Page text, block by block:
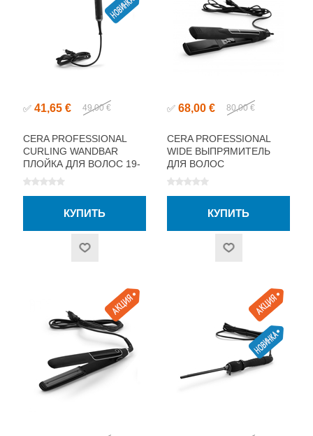
✅ 41,65 € 49,00 €
CERA PROFESSIONAL
CURLING WANDBAR
ПЛОЙКА ДЛЯ ВОЛОС 19-
32 ММ
✅ 68,00 € 80,00 €
CERA PROFESSIONAL
WIDE ВЫПРЯМИТЕЛЬ
ДЛЯ ВОЛОС